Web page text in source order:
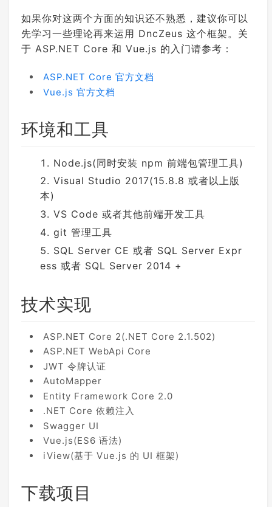
如果你对这两个方面的知识还不熟悉，建议你可以
先学习一些理论再来运用 DncZeus 这个框架。关
于 ASP.NET Core 和 Vue.js 的入门请参考：
ASP.NET Core 官方文档
Vue.js 官方文档
环境和工具
Node.js(同时安装 npm 前端包管理工具)
Visual Studio 2017(15.8.8 或者以上版
本)
VS Code 或者其他前端开发工具
git 管理工具
SQL Server CE 或者 SQL Server Expr
ess 或者 SQL Server 2014 +
技术实现
ASP.NET Core 2(.NET Core 2.1.502)
ASP.NET WebApi Core
JWT 令牌认证
AutoMapper
Entity Framework Core 2.0
.NET Core 依赖注入
Swagger UI
Vue.js(ES6 语法)
iView(基于 Vue.js 的 UI 框架)
下载项目